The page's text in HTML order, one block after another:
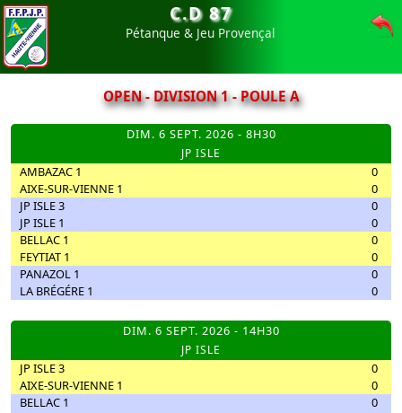
C.D 87
Pétanque & Jeu Provençal
OPEN - DIVISION 1 - POULE A
DIM. 6 SEPT. 2026 - 8H30
JP ISLE
AMBAZAC 1
0
AIXE-SUR-VIENNE 1
0
JP ISLE 3
0
JP ISLE 1
0
BELLAC 1
0
FEYTIAT 1
0
PANAZOL 1
0
LA BRÉGÉRE 1
0
DIM. 6 SEPT. 2026 - 14H30
JP ISLE
JP ISLE 3
0
AIXE-SUR-VIENNE 1
0
BELLAC 1
0